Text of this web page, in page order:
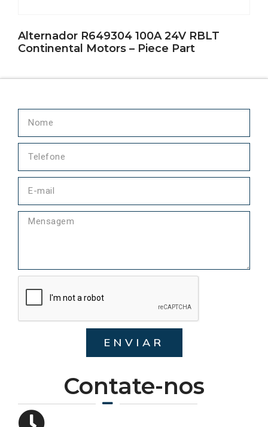
Alternador R649304 100A 24V RBLT
Continental Motors – Piece Part
Contate-nos
ENVIAR